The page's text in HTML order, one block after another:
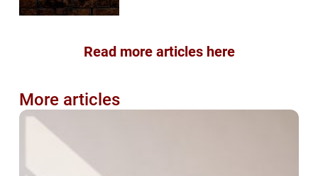
Read more articles here
More articles